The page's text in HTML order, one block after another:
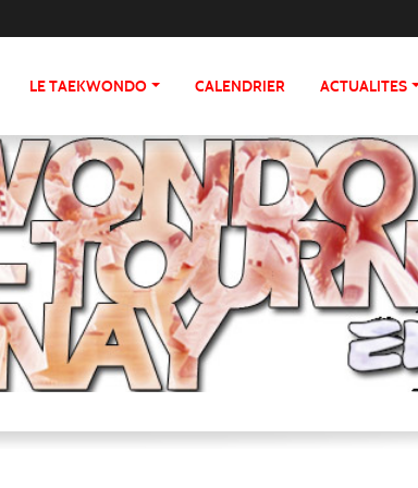
LE TAEKWONDO CALENDRIER ACTUALITES